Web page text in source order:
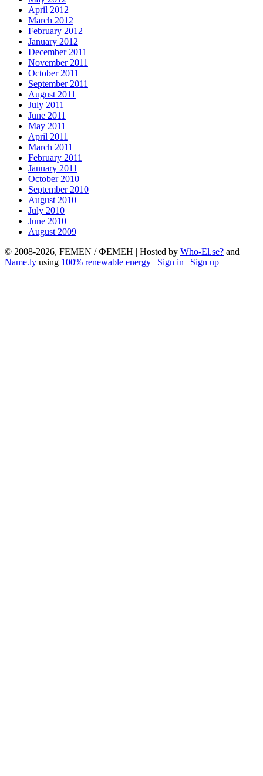
April 2012
March 2012
February 2012
January 2012
December 2011
November 2011
October 2011
September 2011
August 2011
July 2011
June 2011
May 2011
April 2011
March 2011
February 2011
January 2011
October 2010
September 2010
August 2010
July 2010
June 2010
August 2009
© 2008-2026, FEMEN / ФЕМЕН | Hosted by Who-El.se? and
Name.ly using 100% renewable energy | Sign in | Sign up